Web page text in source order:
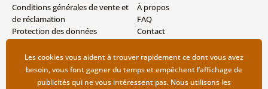
Conditions générales de vente et
de réclamation
Protection des données
Modes de livraison et de
paiement
Retour des produits
À propos
FAQ
Contact
Les cookies vous aident à trouver rapidement ce dont vous avez
besoin, vous font gagner du temps et empêchent l’affichage de
publicités qui ne vous intéressent pas. Nous utilisons les